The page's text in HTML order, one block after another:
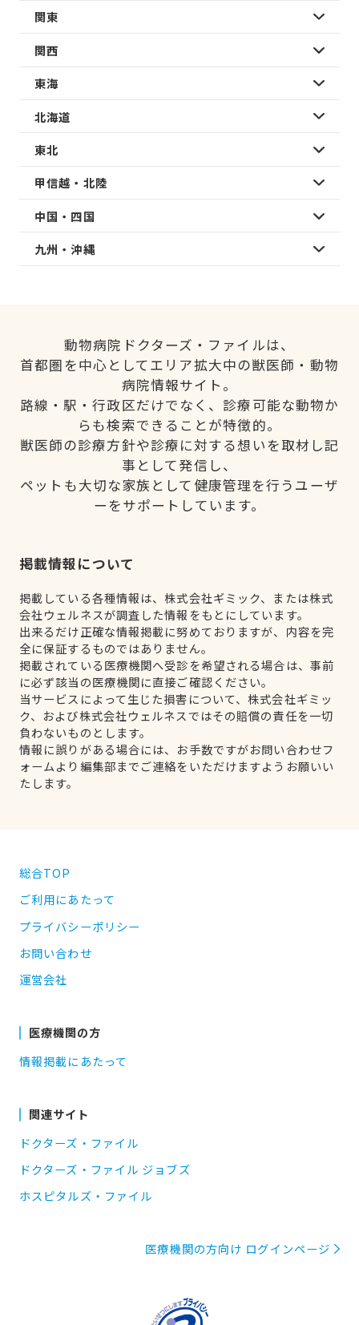
関東
関西
東海
北海道
東北
甲信越・北陸
中国・四国
九州・沖縄
動物病院ドクターズ・ファイルは、
首都圏を中心としてエリア拡大中の獣医師・動物
病院情報サイト。
路線・駅・行政区だけでなく、診療可能な動物か
らも検索できることが特徴的。
獣医師の診療方針や診療に対する想いを取材し記
事として発信し、
ペットも大切な家族として健康管理を行うユーザ
ーをサポートしています。
掲載情報について
掲載している各種情報は、株式会社ギミック、または株式
会社ウェルネスが調査した情報をもとにしています。
出来るだけ正確な情報掲載に努めておりますが、内容を完
全に保証するものではありません。
掲載されている医療機関へ受診を希望される場合は、事前
に必ず該当の医療機関に直接ご確認ください。
当サービスによって生じた損害について、株式会社ギミッ
ク、および株式会社ウェルネスではその賠償の責任を一切
負わないものとします。
情報に誤りがある場合には、お手数ですがお問い合わせフ
ォームより編集部までご連絡をいただけますようお願いい
たします。
総合TOP
ご利用にあたって
プライバシーポリシー
お問い合わせ
運営会社
医療機関の方
情報掲載にあたって
関連サイト
ドクターズ・ファイル
ドクターズ・ファイル ジョブズ
ホスピタルズ・ファイル
医療機関の方向け ログインページ